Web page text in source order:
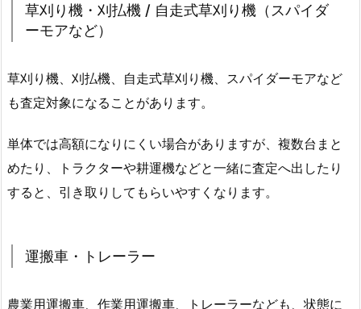
草刈り機・刈払機 / 自走式草刈り機（スパイダ
ーモアなど）
草刈り機、刈払機、自走式草刈り機、スパイダーモアなど
も査定対象になることがあります。
単体では高額になりにくい場合がありますが、複数台まと
めたり、トラクターや耕運機などと一緒に査定へ出したり
すると、引き取りしてもらいやすくなります。
運搬車・トレーラー
農業用運搬車、作業用運搬車、トレーラーなども、状態に